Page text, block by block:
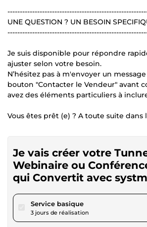
UNE QUESTION ? UN BESOIN
Je suis disponible pour répondre
ajuster selon votre besoin.
N’hésitez pas à m'envoyer un
bouton "Contacter le Vendeur" avant
avez des éléments particuliers à
Vous êtes prêt (e) ? A toute suite dans
Je vais créer votre
Webinaire ou
qui Convertit avec
Service basiquepour 57,79 $US
3 jours de réalisation